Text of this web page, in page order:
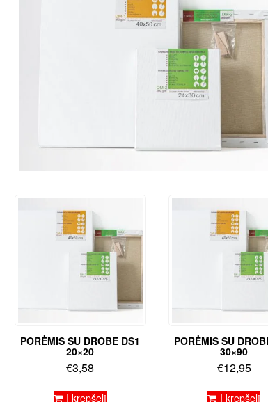
PORĖMIS SU DROBE DS1
20×20
€3,58
Į krepšelį
PORĖMIS SU
30×90
€12,95
Į krepšelį